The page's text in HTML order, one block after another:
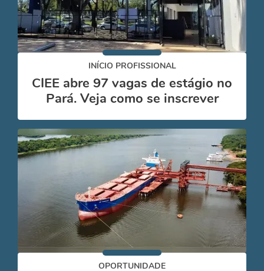
INÍCIO PROFISSIONAL
CIEE abre 97 vagas de estágio no
Pará. Veja como se inscrever
OPORTUNIDADE